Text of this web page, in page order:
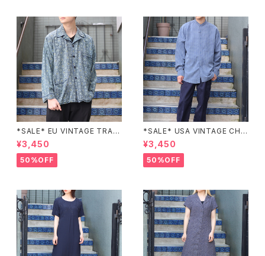
*SALE* EU VINTAGE TRADI
TIONAL PATTERNED SLEE
PING SHIRT/ヨーロッパ古着ト
ラッド柄パジャマシャツ
¥3,450
50%OFF
*SALE* USA VINTAGE CHE
CK PATTERNED BAND COL
LAR SHIRT/アメリカ古着チェッ
ク柄バンドカラーシャツ
¥3,450
50%OFF